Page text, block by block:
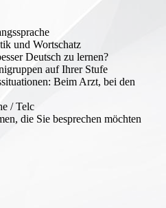
und Wortschatz
Deutsch zu lernen?
auf Ihrer Stufe
Beim Arzt, bei den
/ Telc
die Sie besprechen möchten